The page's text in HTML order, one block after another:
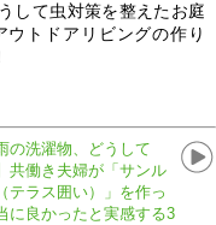
して虫対策を整えたお庭
トドアリビングの作り
の洗濯物、どうして
共働き夫婦が「サンル
テラス囲い）」を作っ
に良かったと実感する3